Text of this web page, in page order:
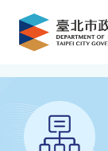
跳到主要內容